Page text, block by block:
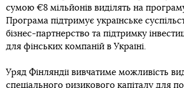
сумою €8 мільйонів виділять на
Програма підтримує українське
бізнес-партнерство та підтримку
для фінських компаній в Україні.
Уряд Фінляндії вивчатиме можливість
спеціального ризикового капіталу для